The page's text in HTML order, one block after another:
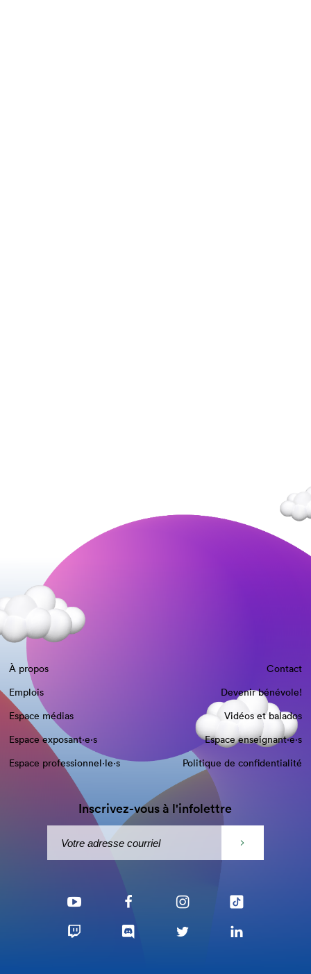
À propos
Contact
Emplois
Devenir bénévole!
Espace médias
Vidéos et balados
Espace exposant·e⋅s
Espace enseignant·e⋅s
Espace professionnel·le⋅s
Politique de confidentialité
Inscrivez-vous à l'infolettre